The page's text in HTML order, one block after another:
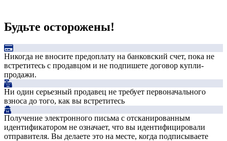
Будьте осторожены!
Никогда не вносите предоплату на банковский счет, пока не
встретитесь с продавцом и не подпишете договор купли-
продажи.
Ни один серьезный продавец не требует первоначального
взноса до того, как вы встретитесь
Получение электронного письма с отсканированным
идентификатором не означает, что вы идентифицировали
отправителя. Вы делаете это на месте, когда подписываете